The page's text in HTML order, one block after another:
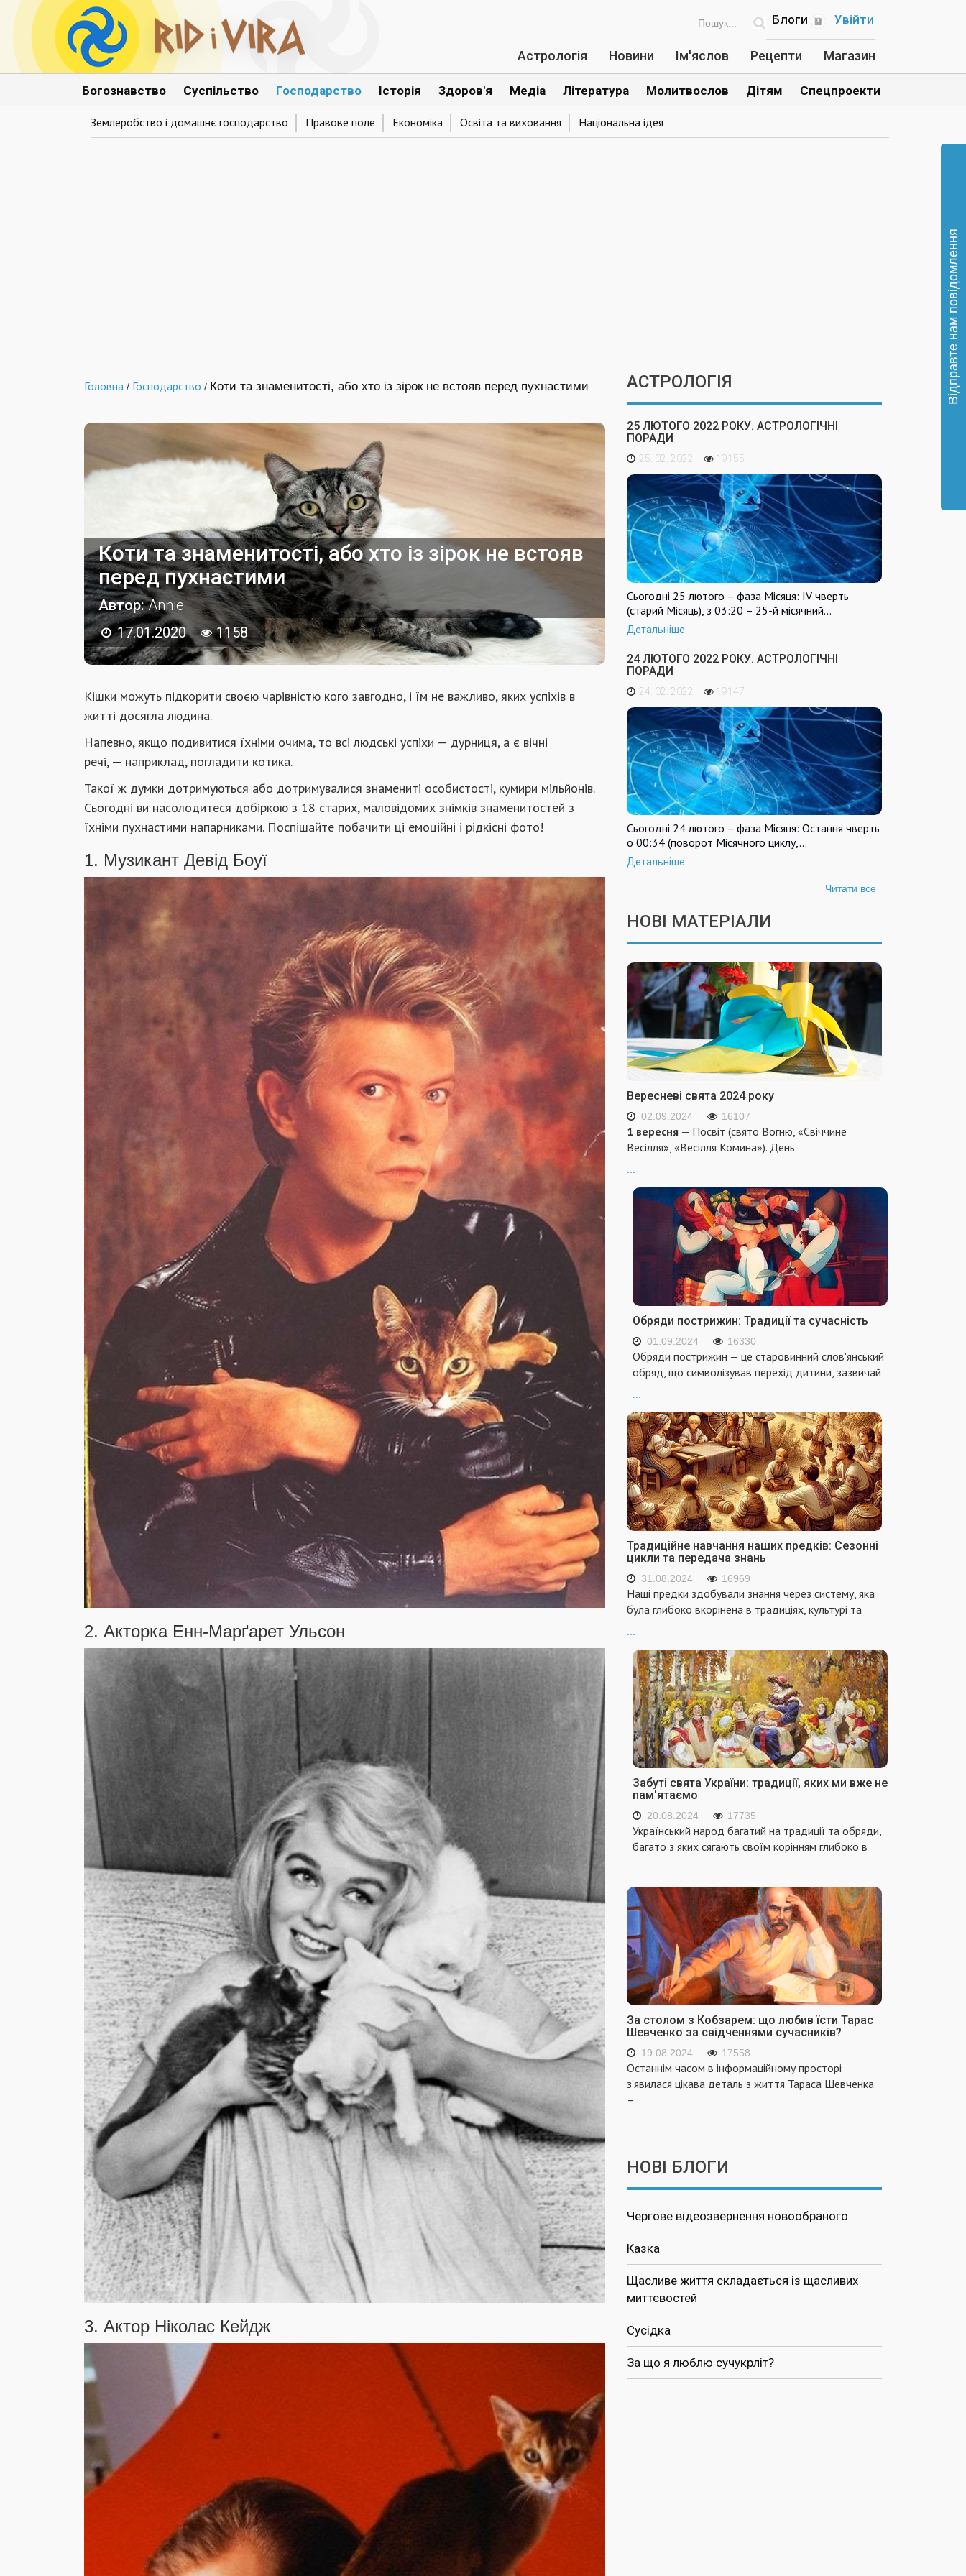
Увійти
Блоги
Астрологія Новини Ім'яслов Рецепти Магазин
Богознавство Суспільство Господарство
Землеробство і домашнє господарство Правове поле Економіка Освіта та виховання Національна ідея
Історія Здоров'я Медіа Література Молитвослов Дітям Спецпроекти
Головна / Господарство / Коти та знаменитості, або хто із зірок не встояв перед пухнастими
Коти та знаменитості, або хто із зірок не встояв
перед пухнастими
Автор:Annie
17.01.2020
1158
Кішки можуть підкорити своєю чарівністю кого завгодно, і їм не важливо, яких успіхів в
житті досягла людина.
Напевно, якщо подивитися їхніми очима, то всі людські успіхи — дурниця, а є вічні
речі, — наприклад, погладити котика.
Такої ж думки дотримуються або дотримувалися знамениті особистості, кумири мільйонів.
Сьогодні ви насолодитеся добіркою з 18 старих, маловідомих знімків знаменитостей з
їхніми пухнастими напарниками. Поспішайте побачити ці емоційні і рідкісні фото!
1. Музикант Девід Боуї
2. Акторка Енн-Марґарет Ульсон
3. Актор Ніколас Кейдж
АСТРОЛОГІЯ
25 ЛЮТОГО 2022 РОКУ. АСТРОЛОГІЧНІ
ПОРАДИ
25. 02. 2022 19155
Сьогодні 25 лютого – фаза Місяця: IV чверть
(старий Місяць), з 03:20 – 25-й місячний…
Детальніше
24 ЛЮТОГО 2022 РОКУ. АСТРОЛОГІЧНІ
ПОРАДИ
24. 02. 2022 19147
Сьогодні 24 лютого – фаза Місяця: Остання чверть
о 00:34 (поворот Місячного циклу,…
Детальніше
Читати все
НОВІ МАТЕРІАЛИ
Вересневі свята 2024 року
02.09.2024 16107
1 вересня — Посвіт (свято Вогню, «Свіччине
Весілля», «Весілля Комина»). День
...
Обряди пострижин: Традиції та сучасність
01.09.2024 16330
Обряди пострижин — це старовинний слов'янський
обряд, що символізував перехід дитини, зазвичай
...
Традиційне навчання наших предків: Сезонні
цикли та передача знань
31.08.2024 16969
Наші предки здобували знання через систему, яка
була глибоко вкорінена в традиціях, культурі та
...
Забуті свята України: традиції, яких ми вже не
пам'ятаємо
20.08.2024 17735
Український народ багатий на традиції та обряди,
багато з яких сягають своїм корінням глибоко в
...
За столом з Кобзарем: що любив їсти Тарас
Шевченко за свідченнями сучасників?
19.08.2024 17558
Останнім часом в інформаційному просторі
з’явилася цікава деталь з життя Тараса Шевченка
–
...
НОВІ БЛОГИ
Чергове відеозвернення новообраного
Казка
Щасливе життя складається із щасливих
миттєвостей
Сусідка
За що я люблю сучукрліт?
Відправте нам повідомлення